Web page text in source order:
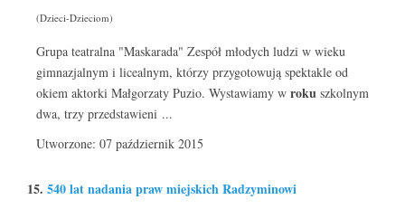
(Dzieci-Dzieciom)
Grupa teatralna "Maskarada" Zespół młodych ludzi w wieku
gimnazjalnym i licealnym, którzy przygotowują spektakle od
okiem aktorki Małgorzaty Puzio. Wystawiamy w roku szkolnym
dwa, trzy przedstawieni ...
Utworzone: 07 październik 2015
15. 540 lat nadania praw miejskich Radzyminowi